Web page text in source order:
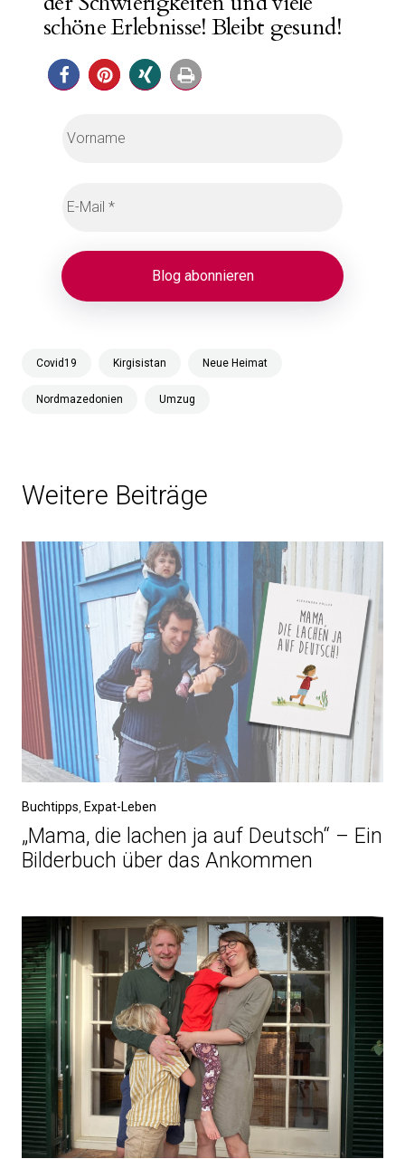
schöne Erlebnisse! Bleibt gesund!
Covid19 Kirgisistan Neue Heimat
Nordmazedonien Umzug
Weitere Beiträge
Buchtipps, Expat-Leben
„Mama, die lachen ja auf Deutsch“ – Ein
Bilderbuch über das Ankommen